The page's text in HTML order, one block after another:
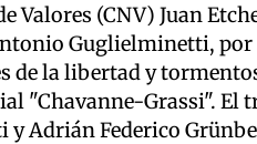
Valores (CNV) Juan
Guglielminetti, por
de la libertad y
"Chavanne-Grassi". El
Adrián Federico